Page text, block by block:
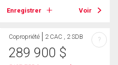
Enregistrer Voir
Copropriété 2 CAC , 2 SDB
289 900 $
?